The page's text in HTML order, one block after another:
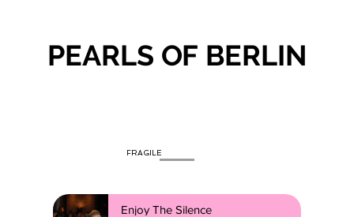
PEARLS OF BERLIN
PEARLS OF BERLIN
FRAGILE
Enjoy The Silence